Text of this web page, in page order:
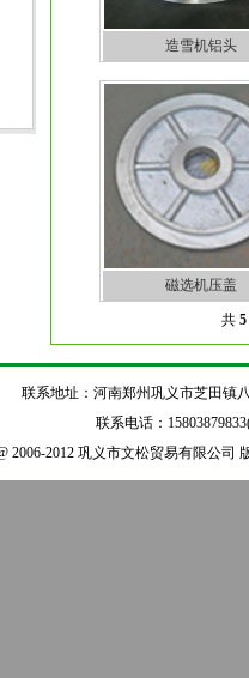
造雪机铝头
磁选机压盖
共 5
联系地址：河南郑州巩义市芝田镇
联系电话：
2006-2012 巩义市文松贸易有限公